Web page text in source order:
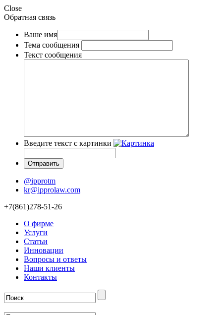
Close
Обратная связь
Ваше имя
Тема сообщения
Текст сообщения
Введите текст с картинки
@ipprotm
kr@ipprolaw.com
+7(861)278-51-26
О фирме
Услуги
Статьи
Инновации
Вопросы и ответы
Наши клиенты
Контакты